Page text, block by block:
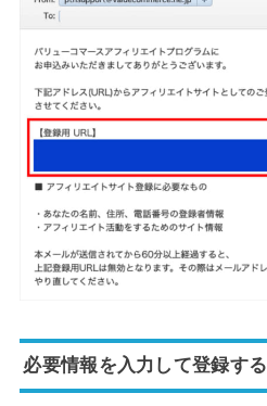
必要情報を入力して登録する